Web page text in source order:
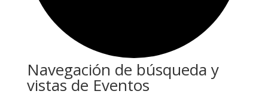
Eventos
Navegación de búsqueda y
vistas de Eventos